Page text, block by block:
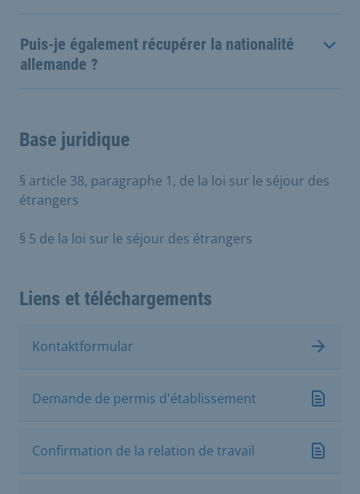
Puis-je également récupérer la nationalité
allemande ?
Base juridique
§ article 38, paragraphe 1, de la loi sur le séjour des
étrangers
§ 5 de la loi sur le séjour des étrangers
Liens et téléchargements
Kontaktformular
Demande de permis d'établissement
Confirmation de la relation de travail